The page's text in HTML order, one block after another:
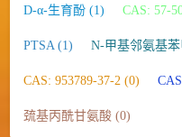
D-α-生育酚 (1) CAS: 57-
PTSA (1) N-甲基邻氨基
CAS: 953789-37-2 (0)
巯基丙酰甘氨酸 (0)